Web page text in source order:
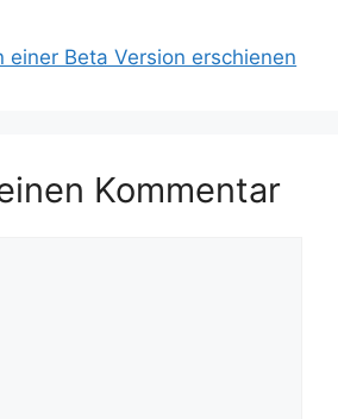
einer Beta Version erschienen
Kommentar